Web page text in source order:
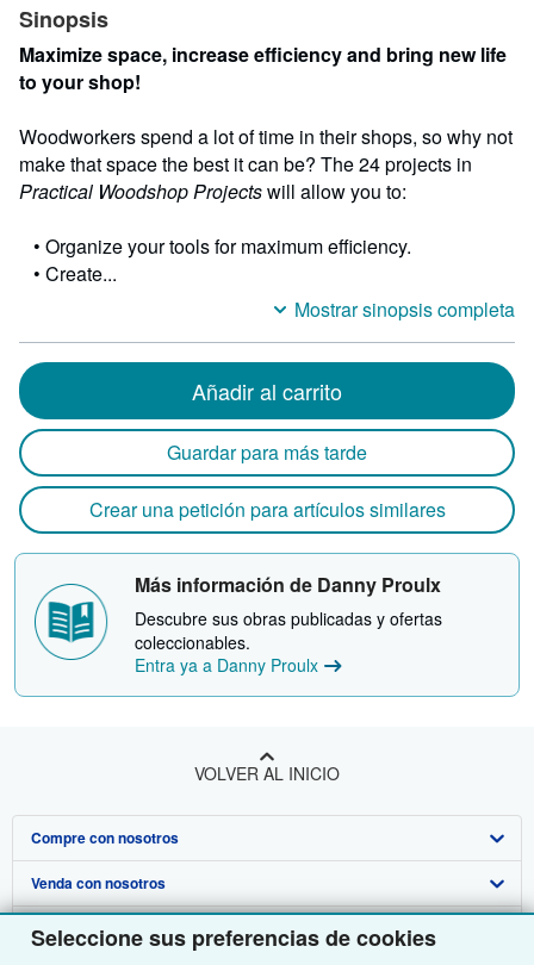
Seleccione sus preferencias de cookies
Sinopsis
Maximize space, increase efficiency and bring new life
to your shop!
Woodworkers spend a lot of time in their shops, so why not
make that space the best it can be? The 24 projects in
Practical Woodshop Projectswill allow you to:
• Organize your tools for maximum efficiency.
• Create...
Mostrar sinopsis completa
Añadir al carrito
Guardar para más tarde
Crear una petición para artículos similares
Más información de Danny Proulx
Descubre sus obras publicadas y ofertas
coleccionables.
Entra ya a Danny Proulx
VOLVER AL INICIO
Compre con nosotros
Búsqueda avanzada
Colecciones
Venda con nosotros
Comenzar a vender
Sobre nosotros